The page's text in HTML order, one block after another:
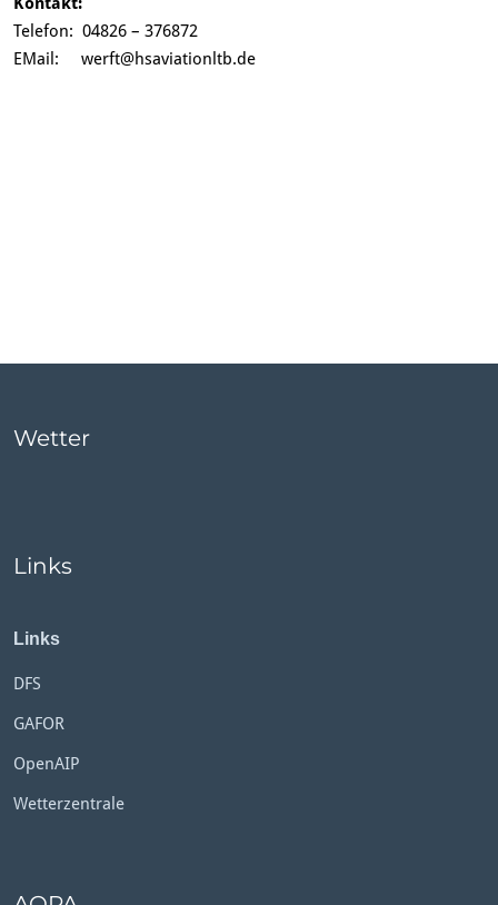
Telefon: 04826 – 376872
EMail: werft@hsaviationltb.de
Wetter
Links
Links
DFS
GAFOR
OpenAIP
Wetterzentrale